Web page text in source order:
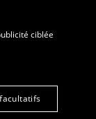
ciblée